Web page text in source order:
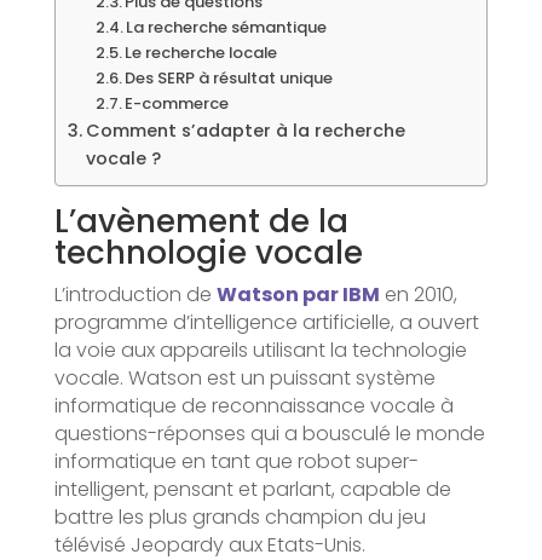
La recherche sémantique
Le recherche locale
Des SERP à résultat unique
E-commerce
Comment s’adapter à la recherche
vocale ?
L’avènement de la
technologie vocale
L’introduction de Watson par IBM en 2010,
programme d’intelligence artificielle, a ouvert
la voie aux appareils utilisant la technologie
vocale. Watson est un puissant système
informatique de reconnaissance vocale à
questions-réponses qui a bousculé le monde
informatique en tant que robot super-
intelligent, pensant et parlant, capable de
battre les plus grands champion du jeu
télévisé Jeopardy aux Etats-Unis.